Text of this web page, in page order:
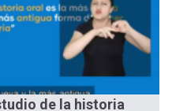
de la historia